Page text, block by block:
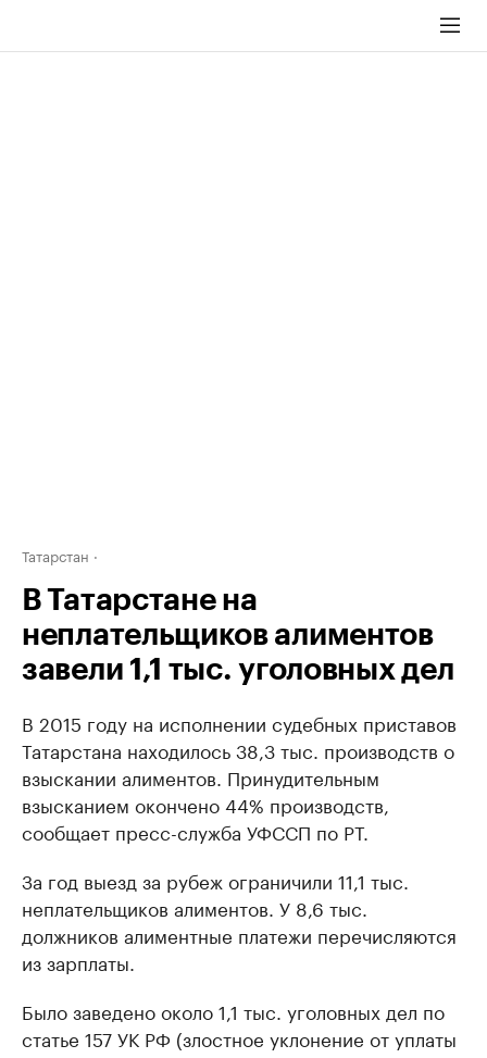
Татарстан
В Татарстане на
неплательщиков алиментов
завели 1,1 тыс. уголовных дел
В 2015 году на исполнении судебных приставов
Татарстана находилось 38,3 тыс. производств о
взыскании алиментов. Принудительным
взысканием окончено 44% производств,
сообщает пресс-служба УФССП по РТ.
За год выезд за рубеж ограничили 11,1 тыс.
неплательщиков алиментов. У 8,6 тыс.
должников алиментные платежи перечисляются
из зарплаты.
Было заведено около 1,1 тыс. уголовных дел по
статье 157 УК РФ (злостное уклонение от уплаты